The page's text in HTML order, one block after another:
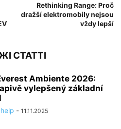
Rethinking Range: Proč
dražší elektromobily nejsou
vždy lepší
СТАТТІ
Ambiente 2026:
vylepšený základní
- 11.11.2025